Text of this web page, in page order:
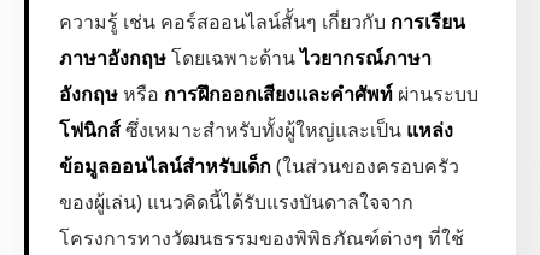
ความรู้ เช่น คอร์สออนไลน์สั้นๆ เกี่ยวกับ การเรียน
ภาษาอังกฤษโดยเฉพาะด้านไวยากรณ์ภาษา
อังกฤษหรือ การฝึกออกเสียงและคำศัพท์ ผ่านระบบ
โฟนิกส์ซึ่งเหมาะสำหรับทั้งผู้ใหญ่และเป็น แหล่ง
ข้อมูลออนไลน์สำหรับเด็ก(ในส่วนของครอบครัว
ของผู้เล่น) แนวคิดนี้ได้รับแรงบันดาลใจจาก
โครงการทางวัฒนธรรมของพิพิธภัณฑ์ต่างๆ ที่ใช้